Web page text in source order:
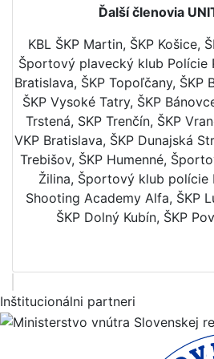
Ďalší členovia
KBL ŠKP Martin, ŠKP Košice,
Športový plavecký klub Polície
Bratislava, ŠKP Topoľčany, ŠKP
ŠKP Vysoké Tatry, ŠKP
Trstená, SKP Trenčín, ŠKP
VKP Bratislava, ŠKP Dunajská
Trebišov, ŠKP Humenné,
Žilina, Športový klub polície
Shooting Academy Alfa, ŠKP
ŠKP Dolný Kubín, ŠKP
Inštitucionálni partneri